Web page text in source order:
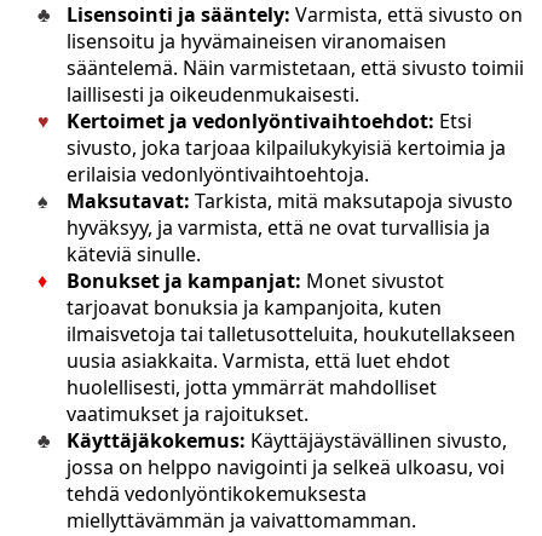
Lisensointi ja sääntely: Varmista, että sivusto on
lisensoitu ja hyvämaineisen viranomaisen
sääntelemä. Näin varmistetaan, että sivusto toimii
laillisesti ja oikeudenmukaisesti.
Kertoimet ja vedonlyöntivaihtoehdot: Etsi
sivusto, joka tarjoaa kilpailukykyisiä kertoimia ja
erilaisia vedonlyöntivaihtoehtoja.
Maksutavat: Tarkista, mitä maksutapoja sivusto
hyväksyy, ja varmista, että ne ovat turvallisia ja
käteviä sinulle.
Bonukset ja kampanjat: Monet sivustot
tarjoavat bonuksia ja kampanjoita, kuten
ilmaisvetoja tai talletusotteluita, houkutellakseen
uusia asiakkaita. Varmista, että luet ehdot
huolellisesti, jotta ymmärrät mahdolliset
vaatimukset ja rajoitukset.
Käyttäjäkokemus: Käyttäjäystävällinen sivusto,
jossa on helppo navigointi ja selkeä ulkoasu, voi
tehdä vedonlyöntikokemuksesta
miellyttävämmän ja vaivattomamman.